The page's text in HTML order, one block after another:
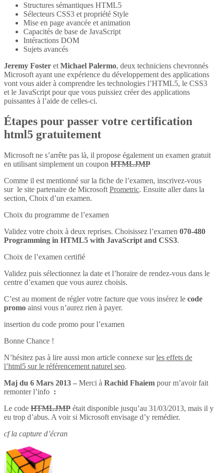
Structures sémantiques HTML5
Sélecteurs CSS3 et propriété Style
Mise en page avancée et animation
Capacités de base de JavaScript
Intéractions DOM
Sujets avancés
Jeremy Foster et Michael Palermo, deux techniciens chevronnés
Microsoft ayant une expérience du développement des applications
vont vous aider à comprendre les technologies l’HTML5, le CSS3
et le JavaScript pour que vous puissiez créer des applications
puissantes à l’aide de celles-ci.
Étapes pour passer votre certification
html5 gratuitement
Microsoft ne s’arrête pas là, il propose également un examen gratuit
en utilisant simplement un coupon HTMLJMP
Comme il est mentionné sur la fiche de l’examen, inscrivez-vous
sur le site partenaire de Microsoft Prometric. Ensuite aller dans la
section, Choix d’un examen.
Choix du programme de l’examen
Validez votre choix à deux reprises. Choisissez l’examen 070-480
Programming in HTML5 with JavaScript and CSS3.
Choix de l’examen certifié
Validez puis sélectionnez la date et l’horaire de rendez-vous dans le
centre d’examen que vous aurez choisis.
C’est au moment de régler votre facture que vous insérez le code
promo ainsi vous n’aurez rien à payer.
insertion du code promo pour l’examen
Bonne Chance !
N’hésitez pas à lire aussi mon article connexe surles effets de
l’html5 sur le référencement naturel seo.
Maj du 6 Mars 2013 – Merci à Rachid Fhaiem pour m’avoir fait
remonter l’info :
Le code HTMLJMP était disponible jusqu’au 31/03/2013, mais il y
eu trop d’abus. A voir si Microsoft envisage d’y remédier.
cf la capture d’écran